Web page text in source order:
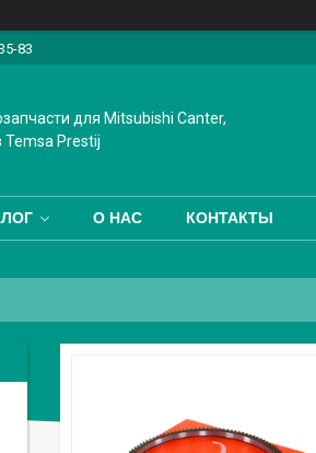
83
для Mitsubishi Canter,
Temsa Prestij
О НАС КОНТАКТЫ